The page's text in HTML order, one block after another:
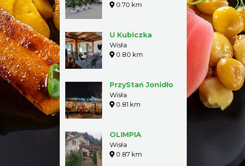
0.70 km
U Kubiczka
Wisła
0.80 km
PrzyStań Jonidło
Wisła
0.81 km
OLIMPIA
Wisła
0.87 km